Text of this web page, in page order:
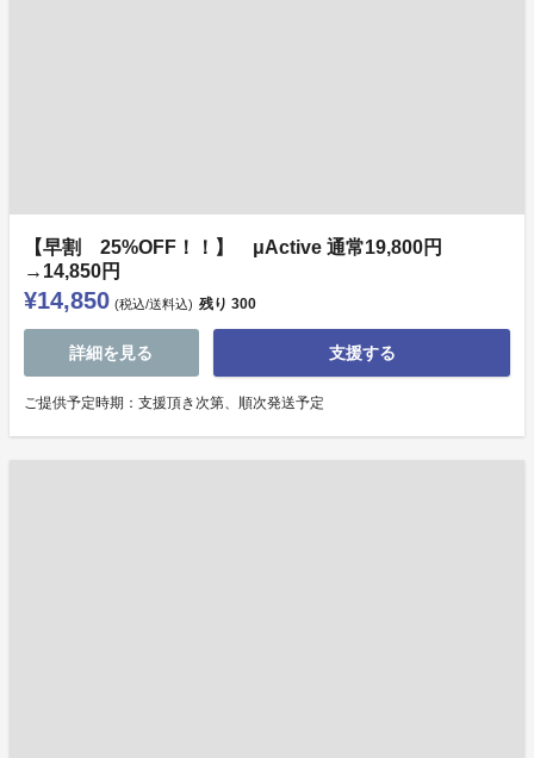
【早割 25%OFF！！】 μActive 通常19,800円
→14,850円
¥14,850 (税込/送料込) 残り 300
詳細を見る 支援する
ご提供予定時期：支援頂き次第、順次発送予定